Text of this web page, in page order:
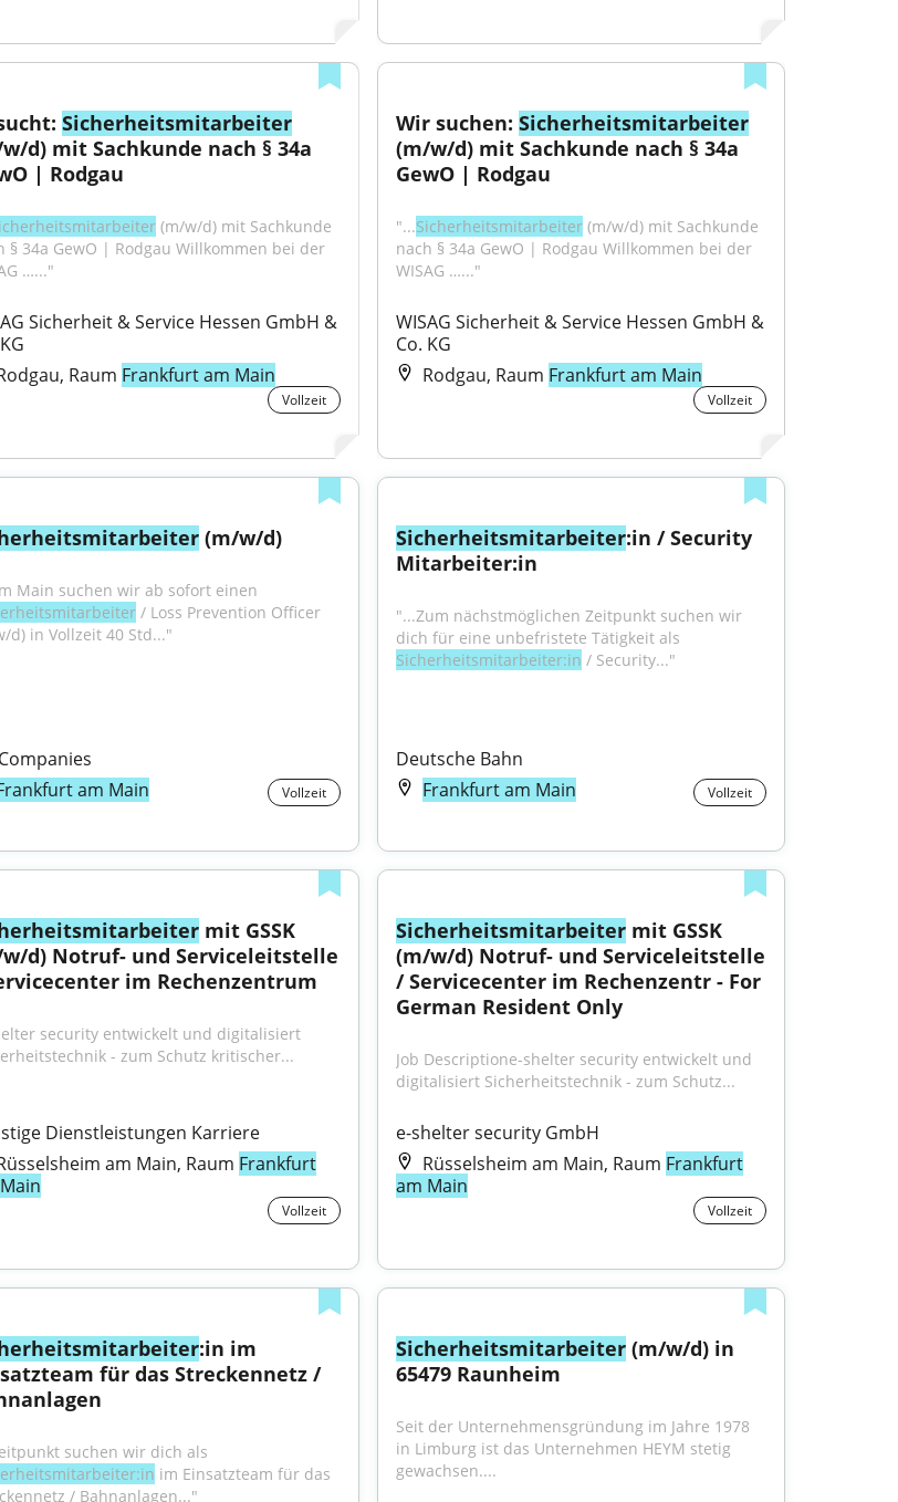
Sicherheitsmitarbeiter
d) mit Sachkunde nach § 34a
| Rodgau
(m/w/d) mit Sachkunde
§ 34a GewO | Rodgau Willkommen bei der
…..."
Sicherheit & Service Hessen GmbH &
Raum Frankfurt am Main
Vollzeit
Wir suchen: Sicherheitsmitarbeiter
(m/w/d) mit Sachkunde nach § 34a
GewO | Rodgau
"...Sicherheitsmitarbeiter (m/w/d) mit Sachkunde
nach § 34a GewO | Rodgau Willkommen bei der
WISAG …..."
WISAG Sicherheit & Service Hessen GmbH &
Co. KG
Rodgau, Raum Frankfurt am Main
Vollzeit
(m/w/d)
/ Loss Prevention Officer
d) in Vollzeit 40 Std..."
am Main
Vollzeit
Sicherheitsmitarbeiter:in / Security
Mitarbeiter:in
"...Zum nächstmöglichen Zeitpunkt suchen wir
Sicherheitsmitarbeiter:in / Security..."
Deutsche Bahn
Frankfurt am Main
Vollzeit
mit GSSK
d) Notruf- und Serviceleitstelle
im Rechenzentrum
security entwickelt und digitalisiert
- zum Schutz kritischer...
Dienstleistungen Karriere
am Main, Raum Frankfurt
Vollzeit
Sicherheitsmitarbeiter mit GSSK
(m/w/d) Notruf- und Serviceleitstelle
/ Servicecenter im Rechenzentr - For
German Resident Only
Job Descriptione-shelter security entwickelt und
digitalisiert Sicherheitstechnik - zum Schutz...
e-shelter security GmbH
Rüsselsheim am Main, Raum Frankfurt
am Main
Vollzeit
:in im
für das Streckennetz /
im Einsatzteam für das
/ Bahnanlagen..."
Sicherheitsmitarbeiter (m/w/d) in
65479 Raunheim
Seit der Unternehmensgründung im Jahre 1978
in Limburg ist das Unternehmen HEYM stetig
gewachsen....